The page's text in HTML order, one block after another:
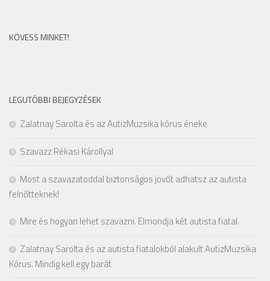
KÖVESS MINKET!
LEGUTÓBBI BEJEGYZÉSEK
Zalatnay Sarolta és az AutizMuzsika kórus éneke
Szavazz Rékasi Károllyal
Most a szavazatoddal biztonságos jövőt adhatsz az autista
felnőtteknek!
Mire és hogyan lehet szavazni. Elmondja két autista fiatal.
Zalatnay Sarolta és az autista fiatalokból alakult AutizMuzsika
Kórus. Mindig kell egy barát